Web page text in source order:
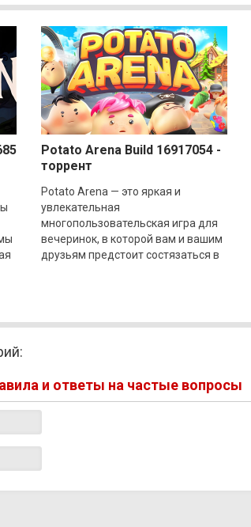
Potato Arena Build 16917054 -
торрент
Potato Arena — это яркая и
увлекательная
многопользовательская игра для
вечеринок, в которой вам и вашим
друзьям предстоит состязаться в
и ответы на частые вопросы